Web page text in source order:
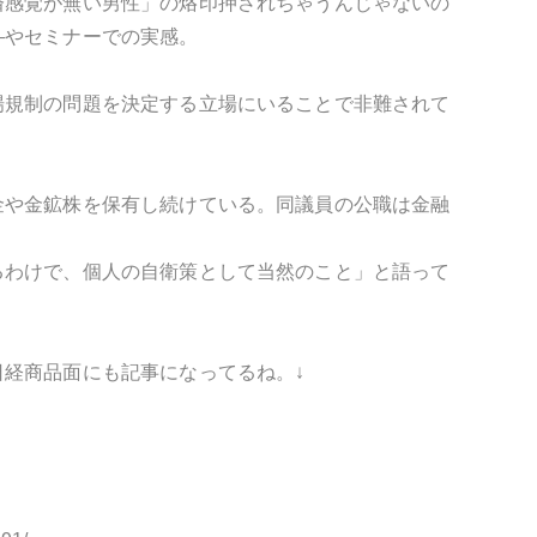
セミナーでの実感。
制の問題を決定する立場にいることで非難されて
金鉱株を保有し続けている。同議員の公職は金融
けで、個人の自衛策として当然のこと」と語って
商品面にも記事になってるね。↓